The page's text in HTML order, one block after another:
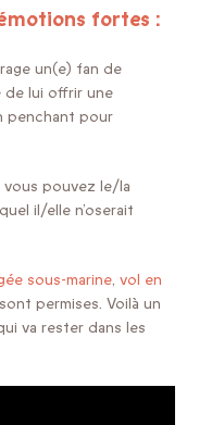
fortes :
un(e) fan de
de lui offrir une
penchant pour
vous pouvez le/la
il/elle n’oserait
sous-marine, vol en
permises. Voilà un
va rester dans les